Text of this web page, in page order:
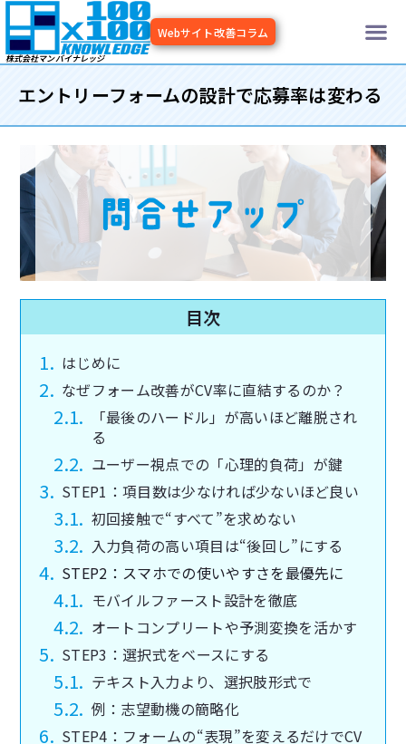
内
容
を
ス
キッ
株式会社マンバイナレッジ
Webサイト改善コラム
メ
ニ
ュ
ー
エントリーフォームの設計で応募率は変わる
目次
はじめに
なぜフォーム改善がCV率に直結するのか？
「最後のハードル」が高いほど離脱され
る
ユーザー視点での「心理的負荷」が鍵
STEP1：項目数は少なければ少ないほど良い
初回接触で“すべて”を求めない
入力負荷の高い項目は“後回し”にする
STEP2：スマホでの使いやすさを最優先に
モバイルファースト設計を徹底
オートコンプリートや予測変換を活かす
STEP3：選択式をベースにする
テキスト入力より、選択肢形式で
例：志望動機の簡略化
STEP4：フォームの“表現”を変えるだけでCV